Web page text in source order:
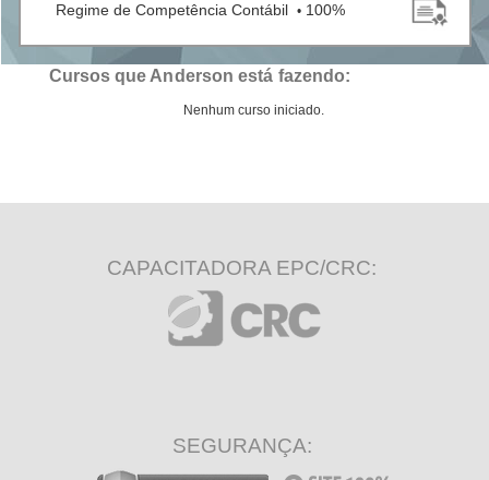
Regime de Competência Contábil • 100%
Cursos que Anderson está fazendo:
Nenhum curso iniciado.
CAPACITADORA EPC/CRC:
SEGURANÇA: